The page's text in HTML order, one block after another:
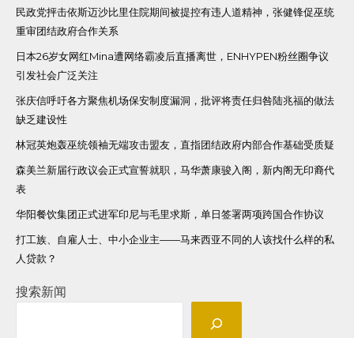
民政党抨击依斯迈沙比里住院期间被提控有违人道精神，张健锋促巫统
重审团结政府合作关系
日本26岁女网红Mina遭网络霸凌后直播离世，ENHYPEN粉丝圈争议
引发社会广泛关注
张庆信呼吁各方聚焦机场保安制度漏洞，批评将责任归咎陆兆福的做法
缺乏建设性
林冠英炮轰巫统领袖无端攻击盟友，直指团结政府内部合作基础受质疑
森美兰新届行政议会正式宣誓就职，马华萧康骏入阁，新内阁无印裔代
表
华阳餐饮集团正式进军印尼与毛里求斯，单日签署两项跨国合作协议
打工族、自雇人士、中小企业主——马来西亚不同的人该找什么样的私
人贷款？
搜索新闻